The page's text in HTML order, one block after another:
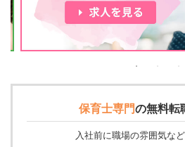
保育士専門の無料転
入社前に職場の雰囲気な